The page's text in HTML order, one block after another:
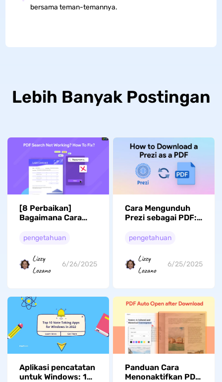
bersama teman-temannya.
Lebih Banyak Postingan
[8 Perbaikan]
Bagaimana Cara
Pencarian PDF yang
pengetahuan
Lizzy
Lozano
6/26/2025
Cara Mengunduh
Prezi sebagai PDF:
demi Langkah
pengetahuan
Lizzy
Lozano
6/25/2025
Aplikasi pencatatan
untuk Windows: 10
Panduan Cara
Menonaktifkan PDF